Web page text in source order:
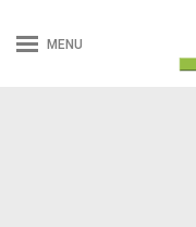
MENU